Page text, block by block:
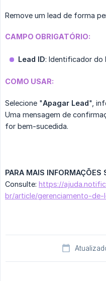
Remove um lead de forma
CAMPO OBRIGATÓRIO:
Lead ID: Identificador do
COMO USAR:
Selecione "Apagar Lead",
Uma mensagem de
for bem-sucedida.
PARA MAIS INFORMAÇÕES
Consulte: https://
br/article/gerenciamento-de-